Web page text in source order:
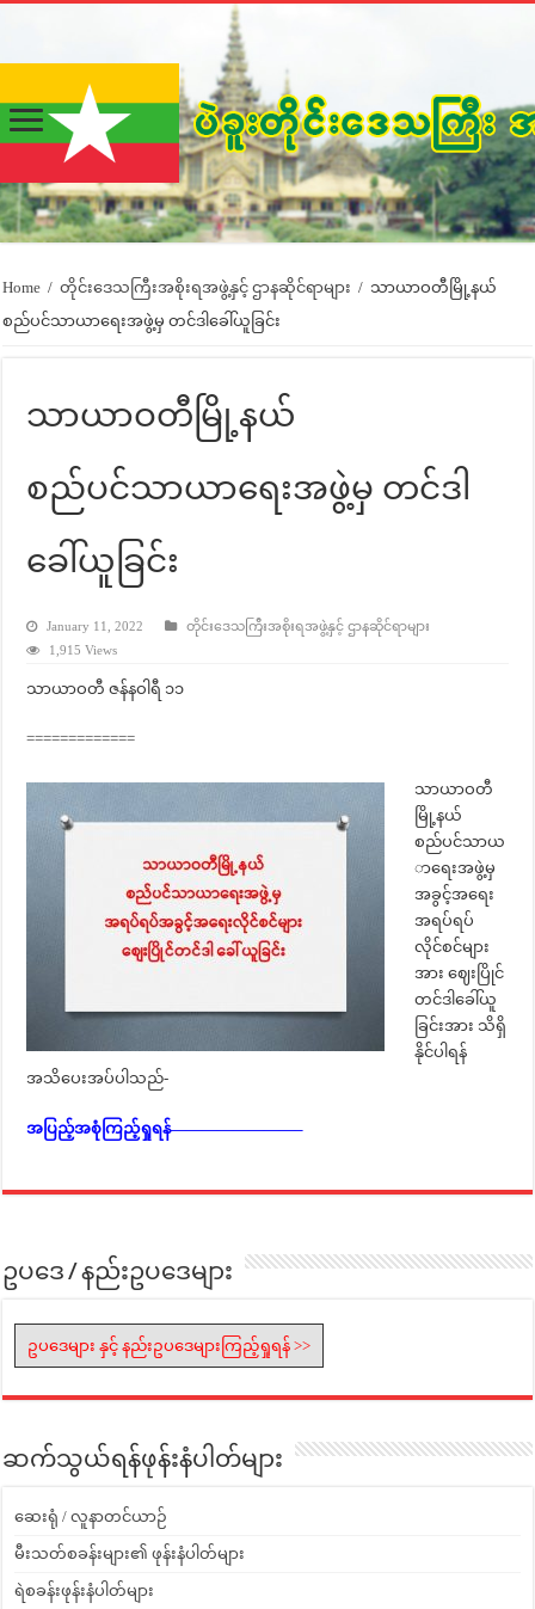
Home / တိုင်းဒေသကြီးအစိုးရအဖွဲ့နှင့် ဌာနဆိုင်ရာများ / သာယာဝတီမြို့နယ်
စည်ပင်သာယာရေးအဖွဲ့မှ တင်ဒါခေါ်ယူခြင်း
သာယာဝတီမြို့နယ်
စည်ပင်သာယာရေးအဖွဲ့မှ တင်ဒါ
ခေါ်ယူခြင်း
January 11, 2022
တိုင်းဒေသကြီးအစိုးရအဖွဲ့နှင့် ဌာနဆိုင်ရာများ
1,915 Views
သာယာဝတီ ဇန်နဝါရီ ၁၁
=============
သာယာဝတီ
မြို့နယ်
စည်ပင်သာယ
ာရေးအဖွဲ့မှ
အခွင့်အရေး
အရပ်ရပ်
လိုင်စင်များ
အား ဈေးပြိုင်
တင်ဒါခေါ်ယူ
ခြင်းအား သိရှိ
နိုင်ပါရန်
အသိပေးအပ်ပါသည်-
အပြည့်အစုံကြည့်ရှုရန်————————–
ဥပဒေ / နည်းဥပဒေများ
ဥပဒေများ နှင့် နည်းဥပဒေများကြည့်ရှုရန် >>
ဆက်သွယ်ရန်ဖုန်းနံပါတ်များ
ဆေးရုံ / လူနာတင်ယာဉ်
မီးသတ်စခန်းများ၏ ဖုန်းနံပါတ်များ
ရဲစခန်းဖုန်းနံပါတ်များ